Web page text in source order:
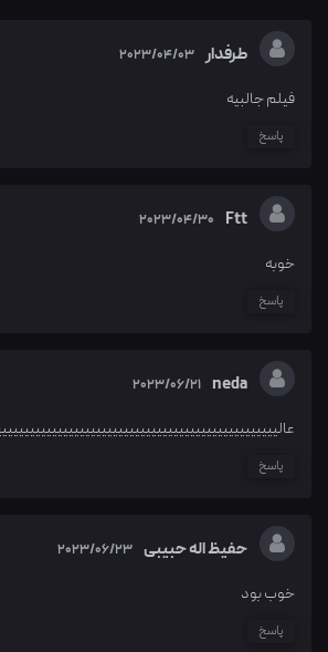
طرفدار 2023/04/03
فیلم جالبیه
پاسخ
Ftt
2023/04/30
خوبه
پاسخ
neda
2023/06/21
پاسخ
حفیظ اله حبیبی 2023/06/23
خوب بود
پاسخ